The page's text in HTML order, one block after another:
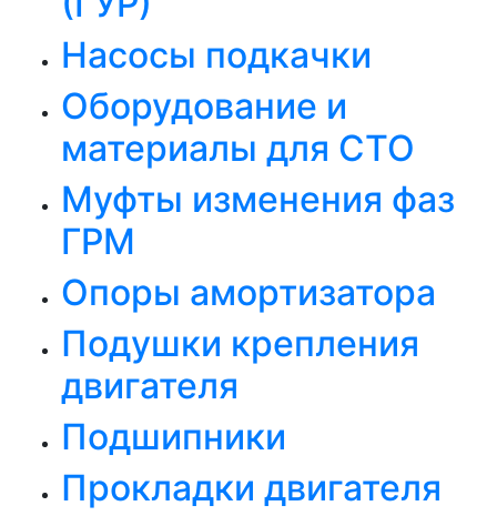
Насосы подкачки
Оборудование и
материалы для СТО
Муфты изменения фаз
ГРМ
Опоры амортизатора
Подушки крепления
двигателя
Подшипники
Прокладки двигателя